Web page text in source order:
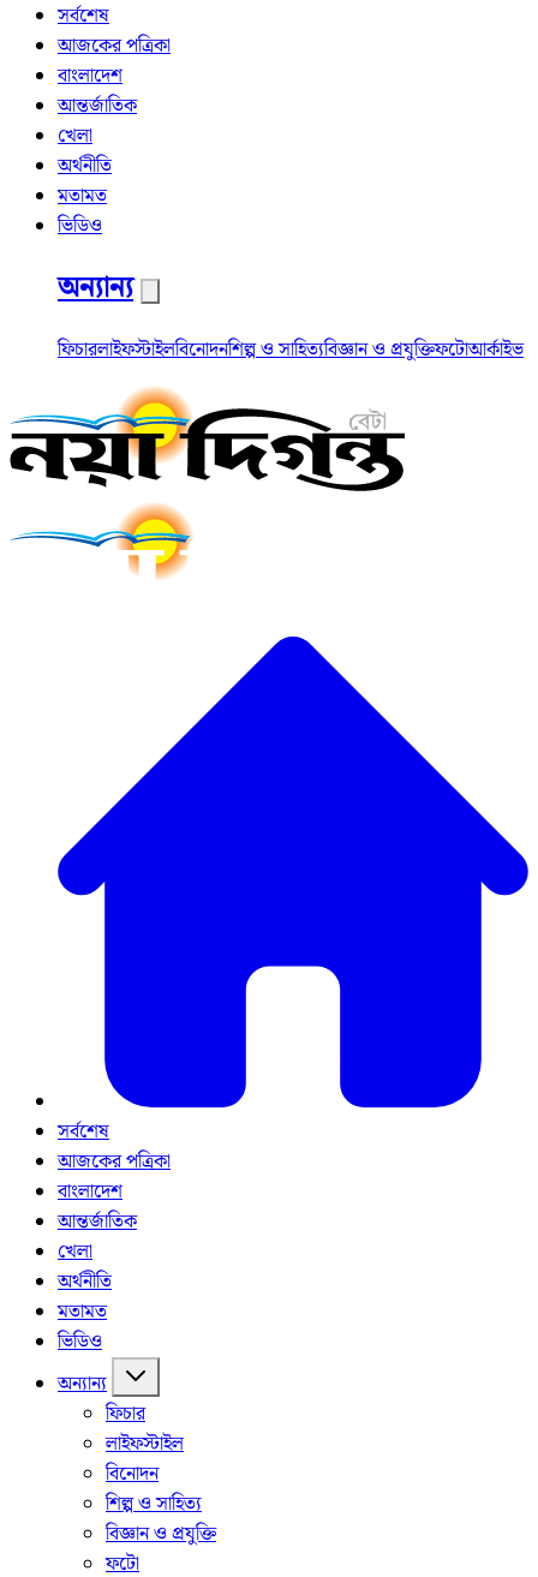
সর্বশেষ
আজকের পত্রিকা
বাংলাদেশ
আন্তর্জাতিক
খেলা
অর্থনীতি
মতামত
ভিডিও
অন্যান্য
ফিচারলাইফস্টাইলবিনোদনশিল্প ও সাহিত্যবিজ্ঞান ও প্রযুক্তিফটোআর্কাইভ
সর্বশেষ
আজকের পত্রিকা
বাংলাদেশ
আন্তর্জাতিক
খেলা
অর্থনীতি
মতামত
ভিডিও
অন্যান্য
ফিচার
লাইফস্টাইল
বিনোদন
শিল্প ও সাহিত্য
বিজ্ঞান ও প্রযুক্তি
ফটো